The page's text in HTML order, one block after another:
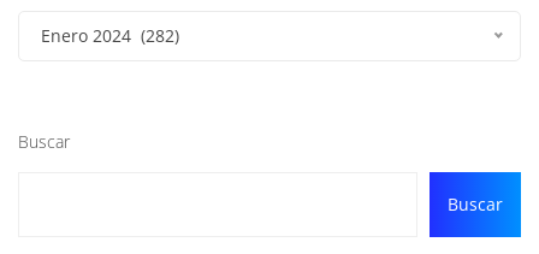
Enero 2024 (282)
Buscar
Buscar